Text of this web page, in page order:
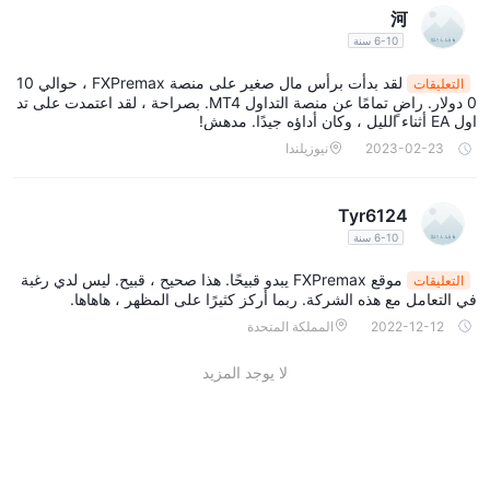
ت السوق في الوقت الفعلي ، سهلت إلى حد كبير قرارات التداول الخاصة
بي. المنصة مستقرة وسهلة الاستخدام وتوفر تنفيذًا سريعًا للصفقات ، مما ي
وعة واسعة من الأدوات القابلة للتداول عبر فئات الأصول المختلفة. سواء ك
ان الأمر يتعلق بالفوركس أو السلع أو المؤشرات أو العملات المشفرة ، فإ
ن اختيارهم المتنوع يسمح بمحفظة استثمارية متنوعة بشكل جيد. أنا أقدر ال
مرونة لاستكشاف الأسواق المختلفة وتصميم استراتيجيات التداول الخاصة ب
河
6-10 سنة
التعليقات
لقد بدأت برأس مال صغير على منصة FXPremax ، حوالي 10
0 دولار. راضٍ تمامًا عن منصة التداول MT4. بصراحة ، لقد اعتمدت على تد
اول EA أثناء الليل ، وكان أداؤه جيدًا. مدهش!
2023-02-23 نيوزيلندا
Tyr6124
6-10 سنة
التعليقات
موقع FXPremax يبدو قبيحًا. هذا صحيح ، قبيح. ليس لدي رغبة
في التعامل مع هذه الشركة. ربما أركز كثيرًا على المظهر ، هاهاها.
2022-12-12 المملكة المتحدة
لا يوجد المزيد